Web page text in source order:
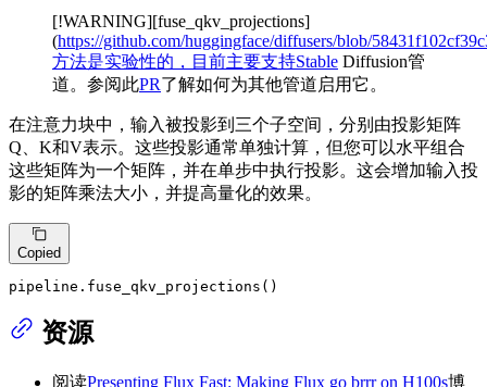
[!WARNING][fuse_qkv_projections]
(https://github.com/huggingface/diffusers/blob/
方法是实验性的，目前主要支持Stable Diffusion管
道。参阅此PR了解如何为其他管道启用它。
在注意力块中，输入被投影到三个子空间，分别由投影矩阵
Q、K和V表示。这些投影通常单独计算，但您可以水平组合
这些矩阵为一个矩阵，并在单步中执行投影。这会增加输入投
影的矩阵乘法大小，并提高量化的效果。
Copied
pipeline.fuse_qkv_projections()
资源
阅读Presenting Flux Fast: Making Flux go brrr on H100s博